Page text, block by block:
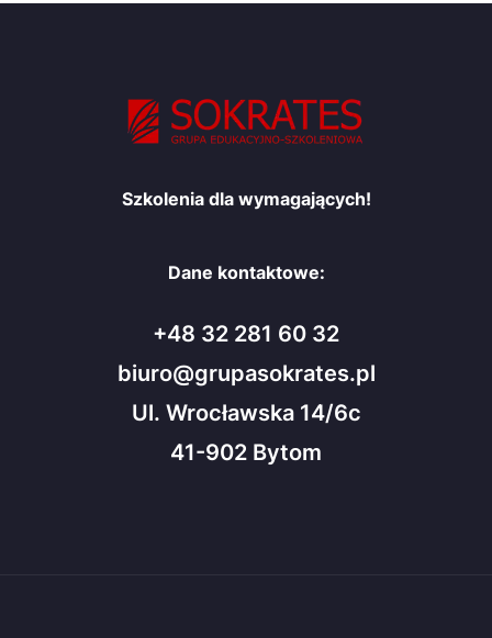
Szkolenia dla wymagających!
Dane kontaktowe:
+48 32 281 60 32
biuro@grupasokrates.pl
Ul. Wrocławska 14/6c
41-902 Bytom